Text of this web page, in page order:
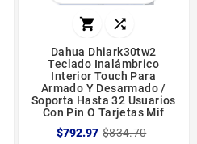
 
Dahua Dhiark30tw2
Teclado Inalámbrico
Interior Touch Para
Armado Y Desarmado /
Soporta Hasta 32 Usuarios
Con Pin O Tarjetas Mif
$792.97 $834.70